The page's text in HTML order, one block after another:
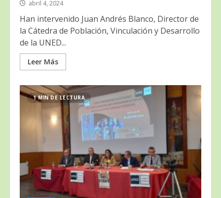
abril 4, 2024
Han intervenido Juan Andrés Blanco, Director de
la Cátedra de Población, Vinculación y Desarrollo
de la UNED...
Leer Más
1 MIN DE LECTURA